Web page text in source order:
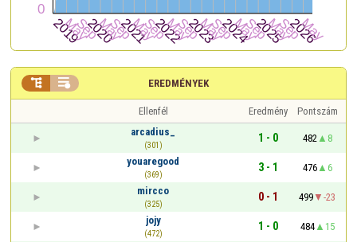
EREDMÉNYEK
 
Ellenfél Eredmény
Pontszám
arcadius_
(301)
1 - 0 482
8
youaregood
(369)
3 - 1 476
6
mircco
(325)
0 - 1 499
-23
jojy
(472)
1 - 0 484
15